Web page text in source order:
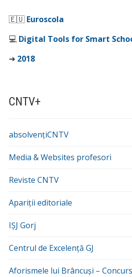
CNTV+
absolvențiCNTV
Media & Websites profesori
Reviste CNTV
Apariții editoriale
IȘJ Gorj
Centrul de Excelență GJ
Aforismele lui Brâncuși – Concurs
🇪🇺 Euroscola
💻 Digital Tools for Smart
➔ 2018